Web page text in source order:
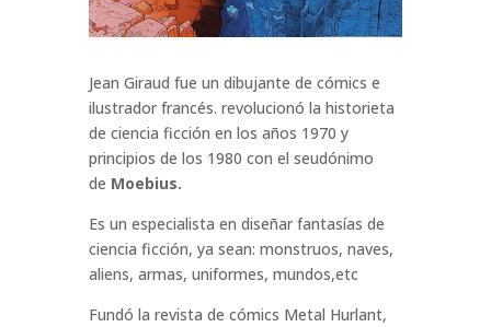
Jean Giraud fue un dibujante de cómics e
ilustrador francés. revolucionó la historieta
de ciencia ficción en los años 1970 y
principios de los 1980 con el seudónimo
de Moebius.
Es un especialista en diseñar fantasías de
ciencia ficción, ya sean: monstruos, naves,
aliens, armas, uniformes, mundos,etc
Fundó la revista de cómics Metal Hurlant,